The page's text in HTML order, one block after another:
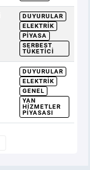
DUYURULAR
ELEKTRIK
PIYASA
SERBEST
TÜKETICI
DUYURULAR
ELEKTRIK
GENEL
YAN
HIZMETLER
PIYASASI